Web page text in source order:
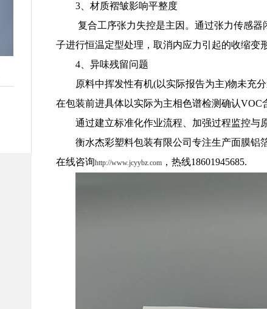
药 品粉剂复合膜袋 复合膜卷
材
的表面清洁度
3、材质褶皱影响平整度
复合工序张力失控是主因。通过张力传感
子进行恒温定型处理，取消内应力引起的收缩变
4、异味残留问题
原料中挥发性有机(以实际报告为主)物未充
在包装前进具体以实际为主相色谱检测确认VOC
通过建立标准化作业流程、加强过程监控与
衡水杰彩塑料包装有限公司专注生产面膜铝
在线咨询http://www.jcyybz.com ，热线18601945685.